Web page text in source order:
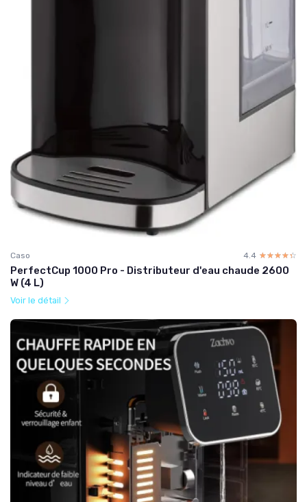
Caso 4.4 ☆☆☆☆☆
★★★★★
PerfectCup 1000 Pro - Distributeur d'eau chaude 2600
W (4 L)
Voir le détail